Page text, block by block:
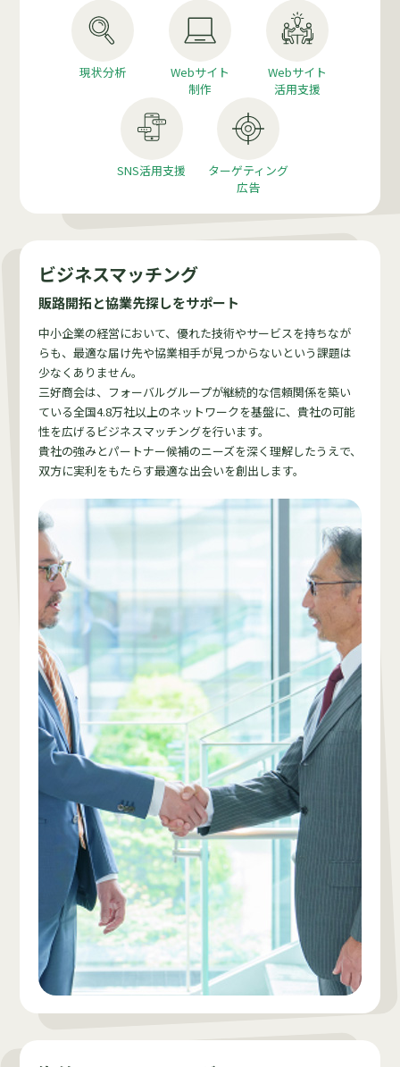
現状分析
Webサイト
制作
Webサイト
活用支援
SNS活用支援
ターゲティング
広告
ビジネスマッチング
販路開拓と協業先探しをサポート
中小企業の経営において、優れた技術やサービスを持ちなが
らも、最適な届け先や協業相手が見つからないという課題は
少なくありません。
三好商会は、フォーバルグループが継続的な信頼関係を築い
ている全国4.8万社以上のネットワークを基盤に、貴社の可能
性を広げるビジネスマッチングを行います。
貴社の強みとパートナー候補のニーズを深く理解したうえで、
双方に実利をもたらす最適な出会いを創出します。